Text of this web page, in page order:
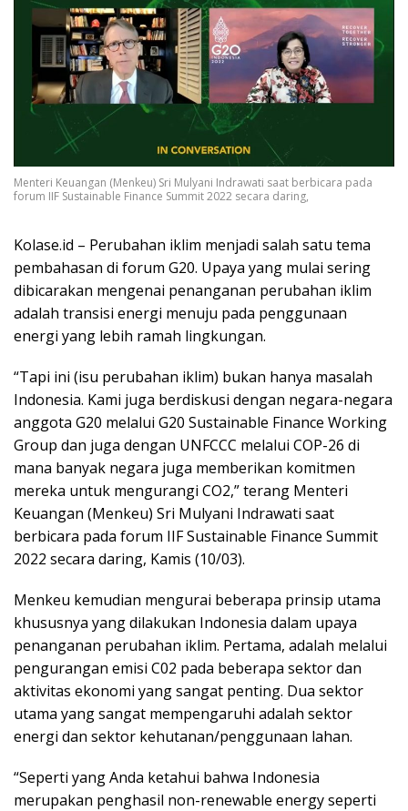
Menteri Keuangan (Menkeu) Sri Mulyani Indrawati saat berbicara pada
forum IIF Sustainable Finance Summit 2022 secara daring,
Kolase.id – Perubahan iklim menjadi salah satu tema
pembahasan di forum G20. Upaya yang mulai sering
dibicarakan mengenai penanganan perubahan iklim
adalah transisi energi menuju pada penggunaan
energi yang lebih ramah lingkungan.
“Tapi ini (isu perubahan iklim) bukan hanya masalah
Indonesia. Kami juga berdiskusi dengan negara-negara
anggota G20 melalui G20 Sustainable Finance Working
Group dan juga dengan UNFCCC melalui COP-26 di
mana banyak negara juga memberikan komitmen
mereka untuk mengurangi CO2,” terang Menteri
Keuangan (Menkeu) Sri Mulyani Indrawati saat
berbicara pada forum IIF Sustainable Finance Summit
2022 secara daring, Kamis (10/03).
Menkeu kemudian mengurai beberapa prinsip utama
khususnya yang dilakukan Indonesia dalam upaya
penanganan perubahan iklim. Pertama, adalah melalui
pengurangan emisi C02 pada beberapa sektor dan
aktivitas ekonomi yang sangat penting. Dua sektor
utama yang sangat mempengaruhi adalah sektor
energi dan sektor kehutanan/penggunaan lahan.
“Seperti yang Anda ketahui bahwa Indonesia
merupakan penghasil non-renewable energy seperti